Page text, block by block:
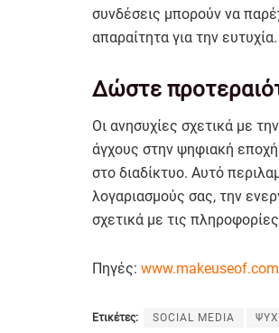
συνδέσεις μπορούν να
απαραίτητα για την ευτυχία.
Δώστε
Οι ανησυχίες σχετικά με
άγχους στην ψηφιακή
στο διαδίκτυο. Αυτό
λογαριασμούς σας, την
σχετικά με τις
Πηγές: www.makeuseof.com
Ετικέτες: SOCIAL MEDIA